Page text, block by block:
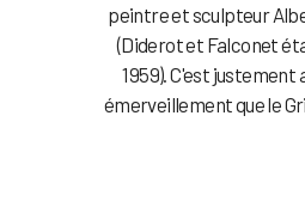
peintre et sculpteur
(Diderot et Falconet
1959). C'est justement
émerveillement que le